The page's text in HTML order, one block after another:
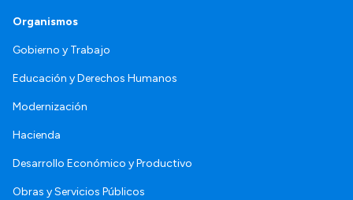
Organismos
Gobierno y Trabajo
Educación y Derechos Humanos
Modernización
Hacienda
Desarrollo Económico y Productivo
Obras y Servicios Públicos